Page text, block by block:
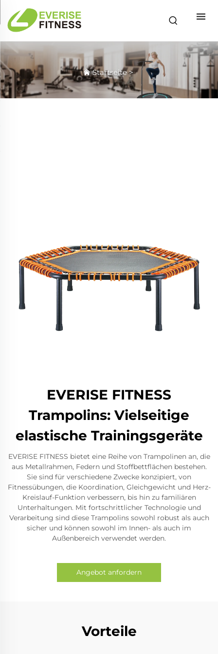
Startseite>
EVERISE FITNESS
Trampolins: Vielseitige
elastische Trainingsgeräte
EVERISE FITNESS bietet eine Reihe von Trampolinen an, die
aus Metallrahmen, Federn und Stoffbettflächen bestehen.
Sie sind für verschiedene Zwecke konzipiert, von
Fitnessübungen, die Koordination, Gleichgewicht und Herz-
Kreislauf-Funktion verbessern, bis hin zu familiären
Unterhaltungen. Mit fortschrittlicher Technologie und
Verarbeitung sind diese Trampolins sowohl robust als auch
sicher und können sowohl im Innen- als auch im
Außenbereich verwendet werden.
Angebot anfordern
Vorteile